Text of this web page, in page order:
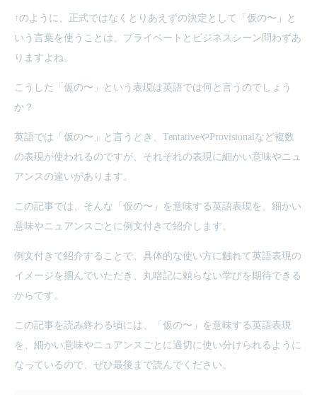
↑のように、正式ではなくとりあえずの決定として「仮の〜」と
いう言葉を使うことは、プライベートとビジネスシーン問わずあ
りますよね。
こうした「仮の〜」という表現は英語では何と言うのでしょう
か？
英語では「仮の〜」と言うとき、TentativeやProvisionalなど複数
の表現が使われるのですが、それぞれの表現に細かい意味やニュ
アンスの違いがあります。
この記事では、そんな「仮の〜」を意味する英語表現を、細かい
意味やニュアンスごとに例文付きで紹介します。
例文付きで紹介することで、具体的な使い方に触れて英語表現の
イメージを掴んでいただき、丸暗記に頼らない学びを期待できる
からです。
この記事を読み終わる頃には、「仮の〜」を意味する英語表現
を、細かい意味やニュアンスごとに適切に使い分けられるように
なっているので、ぜひ最後まで読んでください。